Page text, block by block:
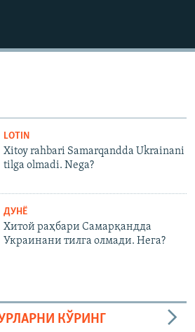
LOTIN
Xitoy rahbari Samarqandda Ukrainani
tilga olmadi. Nega?
ДУНË
Хитой раҳбари Самарқандда
Украинани тилга олмади. Нега?
КЎРИНГ